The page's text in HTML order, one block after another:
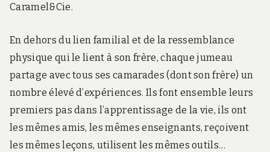
Caramel&Cie.
En dehors du lien familial et de la ressemblance
physique qui le lient à son frère, chaque jumeau
partage avec tous ses camarades (dont son frère) un
nombre élevé d’expériences. Ils font ensemble leurs
premiers pas dans l’apprentissage de la vie, ils ont
les mêmes amis, les mêmes enseignants, reçoivent
les mêmes leçons, utilisent les mêmes outils…